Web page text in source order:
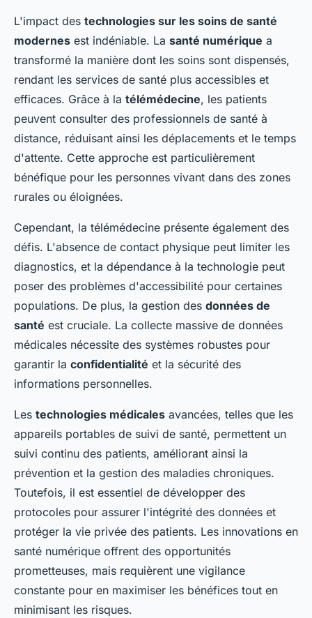
L'impact des technologies sur les soins de santé
modernes est indéniable. La santé numérique a
transformé la manière dont les soins sont dispensés,
rendant les services de santé plus accessibles et
efficaces. Grâce à la télémédecine, les patients
peuvent consulter des professionnels de santé à
distance, réduisant ainsi les déplacements et le temps
d'attente. Cette approche est particulièrement
bénéfique pour les personnes vivant dans des zones
rurales ou éloignées.
Cependant, la télémédecine présente également des
défis. L'absence de contact physique peut limiter les
diagnostics, et la dépendance à la technologie peut
poser des problèmes d'accessibilité pour certaines
populations. De plus, la gestion des données de
santé est cruciale. La collecte massive de données
médicales nécessite des systèmes robustes pour
garantir la confidentialité et la sécurité des
informations personnelles.
Les technologies médicales avancées, telles que les
appareils portables de suivi de santé, permettent un
suivi continu des patients, améliorant ainsi la
prévention et la gestion des maladies chroniques.
Toutefois, il est essentiel de développer des
protocoles pour assurer l'intégrité des données et
protéger la vie privée des patients. Les innovations en
santé numérique offrent des opportunités
prometteuses, mais requièrent une vigilance
constante pour en maximiser les bénéfices tout en
minimisant les risques.